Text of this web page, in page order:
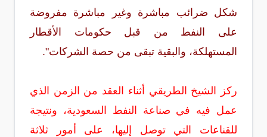
شكل ضرائب مباشرة وغير مباشرة مفروضة
على النفط من قبل حكومات الأقطار
المستهلكة، والبقية تبقى من حصة الشركات".
ركز الشيخ الطريقي أثناء العقد من الزمن الذي
عمل فيه في صناعة النفط السعودية، ونتيجة
للقناعات التي توصل إليها، على أمور ثلاثة